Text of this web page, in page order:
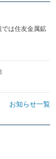
は住友金属鉱
お知らせ一覧